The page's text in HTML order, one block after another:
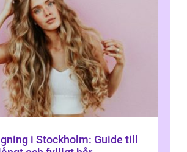
i Stockholm: Guide till